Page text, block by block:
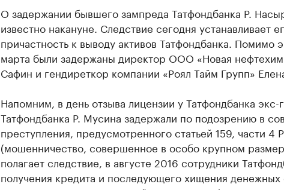
О задержании бывшего зампреда Татфондбанка Р.
известно накануне. Следствие сегодня устанавливает
причастность к выводу активов Татфондбанка. Помимо
марта были задержаны директор ООО «Новая
Сафин и гендиреткор компании «Роял Тайм Групп»
Напомним, в день отзыва лицензии у Татфондбанка экс-
Татфондбанка Р. Мусина задержали по подозрению в
преступления, предусмотренного статьей 159, части 4
(мошенничество, совершенное в особо крупном
полагает следствие, в августе 2016 сотрудники
получения кредита и последующего хищения денежных